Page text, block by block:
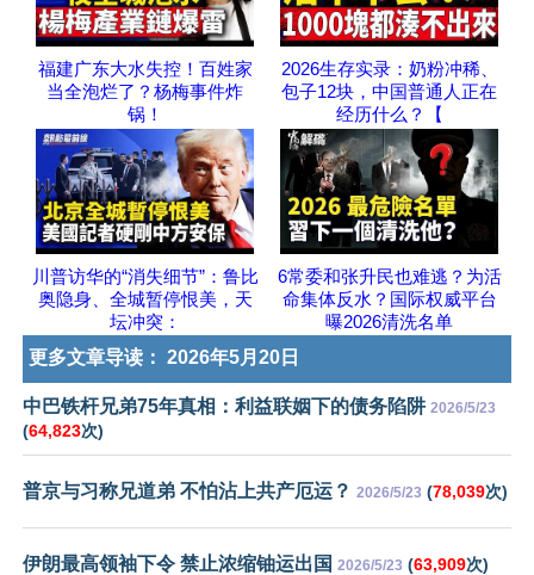
福建广东大水失控！百姓家
当全泡烂了？杨梅事件炸
锅！
2026生存实录：奶粉冲稀、
包子12块，中国普通人正在
经历什么？【
川普访华的“消失细节”：鲁比
奥隐身、全城暂停恨美，天
坛冲突：
6常委和张升民也难逃？为活
命集体反水？国际权威平台
曝2026清洗名单
更多文章导读： 2026年5月20日
中巴铁杆兄弟75年真相：利益联姻下的债务陷阱 2026/5/23
(64,823次)
普京与习称兄道弟 不怕沾上共产厄运？ 2026/5/23 (78,039次)
伊朗最高领袖下令 禁止浓缩铀运出国 2026/5/23 (63,909次)